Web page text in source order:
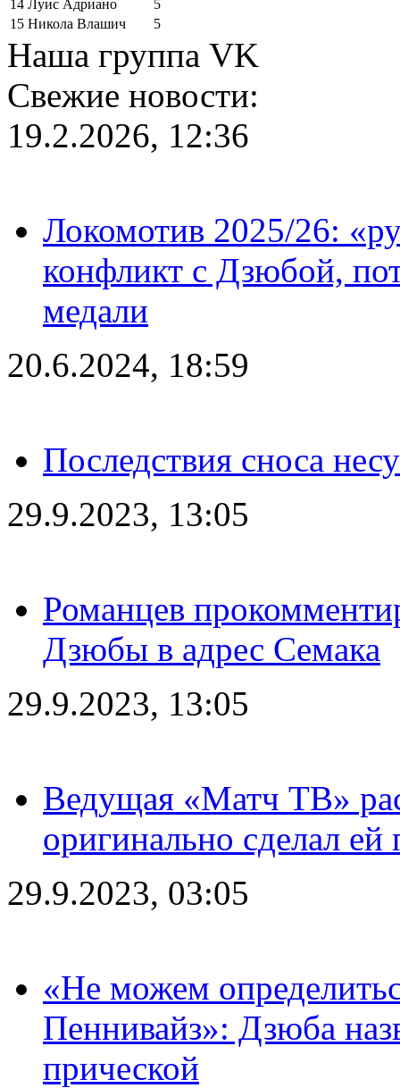
14 Луис Адриано
5
15 Никола Влашич 5
Наша группа VK
Свежие новости:
19.2.2026, 12:36
Локомотив 2025/26:
конфликт с Дзюбой,
медали
20.6.2024, 18:59
Последствия сноса
29.9.2023, 13:05
Романцев
Дзюбы в адрес Семака
29.9.2023, 13:05
Ведущая «Матч ТВ»
оригинально сделал ей
29.9.2023, 03:05
«Не можем
Пеннивайз»: Дзюба
прической